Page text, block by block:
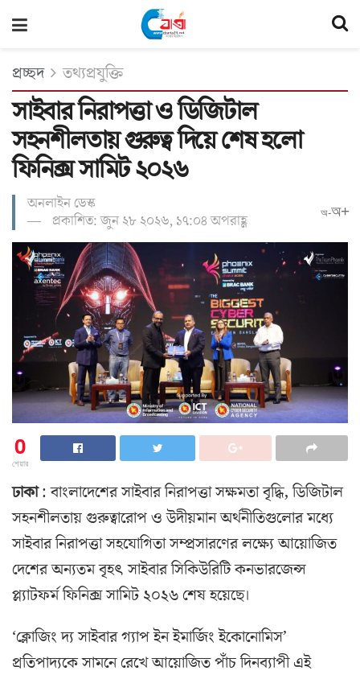
প্রচ্ছদ তথ্যপ্রযুক্তি
সাইবার নিরাপত্তা ও ডিজিটাল
সহনশীলতায় গুরুত্ব দিয়ে শেষ হলো
ফিনিক্স সামিট ২০২৬
অনলাইন ডেস্ক
প্রকাশিত: জুন ২৮ ২০২৬, ১৭:০৪ অপরাহ্ণ
অ-অ+
0
শেয়ার
ঢাকা: বাংলাদেশের সাইবার নিরাপত্তা সক্ষমতা বৃদ্ধি, ডিজিটাল
সহনশীলতায় গুরুত্বারোপ ও উদীয়মান অর্থনীতিগুলোর মধ্যে
সাইবার নিরাপত্তা সহযোগিতা সম্প্রসারণের লক্ষ্যে আয়োজিত
দেশের অন্যতম বৃহৎ সাইবার সিকিউরিটি কনভারজেন্স
প্ল্যাটফর্ম ফিনিক্স সামিট ২০২৬ শেষ হয়েছে।
‘ক্লোজিং দ্য সাইবার গ্যাপ ইন ইমার্জিং ইকোনোমিস’
প্রতিপাদ্যকে সামনে রেখে আয়োজিত পাঁচ দিনব্যাপী এই